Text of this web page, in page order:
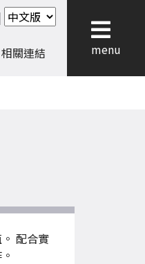
相關連結 menu
配合實